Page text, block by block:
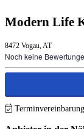
Modern Life
8472 Vogau, AT
Noch keine